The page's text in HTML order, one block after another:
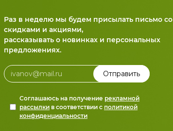
Раз в неделю мы будем присылать письмо со
скидками и акциями,
рассказывать о новинках и персональных
предложениях.
Соглашаюсь на получение рекламной
рассылки в соответствии с политикой
конфиденциальности